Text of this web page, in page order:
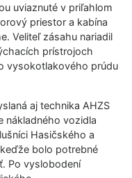
uviaznuté v priľahlom
priestor a kabína
Veliteľ zásahu nariadil
prístrojoch
vysokotlakového prúdu
aj technika AHZS
nákladného vozidla
Hasičského a
bolo potrebné
Po vyslobodení